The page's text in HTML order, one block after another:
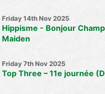
Friday 14th Nov 2025
Hippisme - Bonjour
Maiden
Friday 7th Nov 2025
Top Three – 11e journée